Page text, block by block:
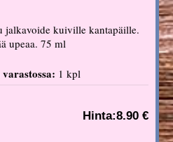
jalkavoide kuiville kantapäille.
upeaa. 75 ml
1 kpl
Hinta:8.90 €